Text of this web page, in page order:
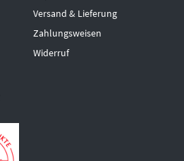
Versand & Lieferung
Zahlungsweisen
Widerruf